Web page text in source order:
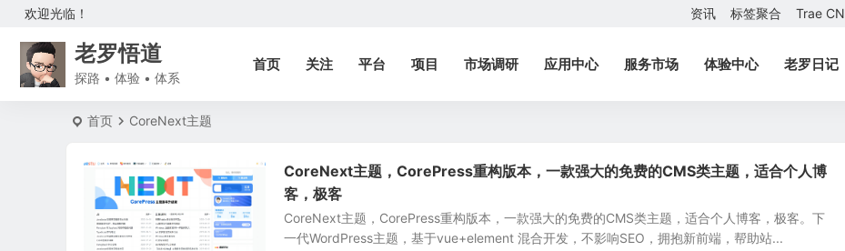
欢迎光临！ 资讯 标签聚合 Trae CN
老罗悟道
探路 • 体验 • 体系
首页 关注 平台 项目 市场调研 应用中心 服务市场 体验中心 老罗日记
首页 CoreNext主题
CoreNext主题，CorePress重构版本，一款强大的免费的CMS类主题，适合个人博
客，极客
CoreNext主题，CorePress重构版本，一款强大的免费的CMS类主题，适合个人博客，极客。下
一代WordPress主题，基于vue+element 混合开发，不影响SEO，拥抱新前端，帮助站...